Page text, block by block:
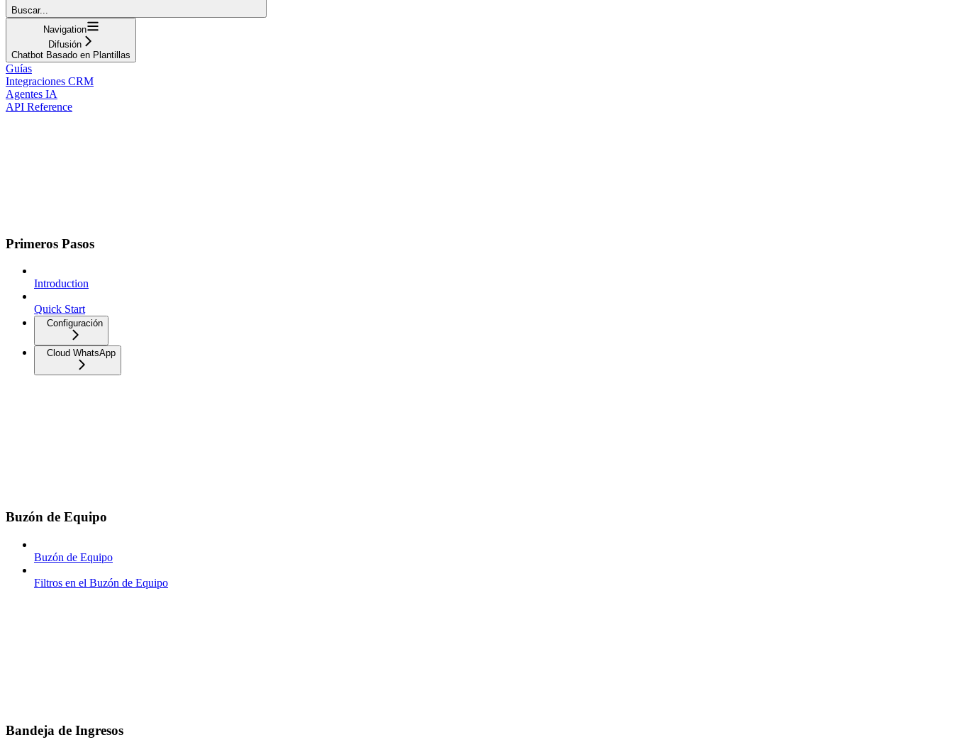
Buscar...
Navigation
Difusión
Chatbot Basado en Plantillas
Guías
Integraciones CRM
Agentes IA
API Reference
Primeros Pasos
Introduction
Quick Start
Configuración
Cloud WhatsApp
Buzón de Equipo
Buzón de Equipo
Filtros en el Buzón de Equipo
Bandeja de Ingresos